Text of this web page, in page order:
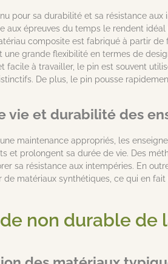
pour sa durabilité et sa résistance
aux épreuves du temps le rendent
composite est fabriqué à partir
une grande flexibilité en termes de
facile à travailler, le pin est souvent
De plus, le pin pousse
vie et durabilité des
maintenance appropriés, les
et prolongent sa durée de vie. Des
sa résistance aux intempéries. En
de matériaux synthétiques, ce qui en
non durable